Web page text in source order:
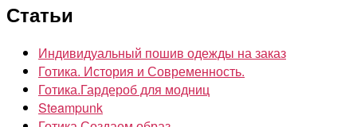
Статьи
Индивидуальный пошив одежды на заказ
Готика. История и Современность.
Готика.Гардероб для модниц
Steampunk